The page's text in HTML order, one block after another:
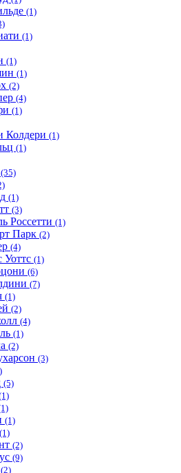
(1)
(1)
(1)
(1)
(2)
(4)
(1)
Колдери (1)
(1)
(35)
(1)
(3)
Россетти (1)
Парк (2)
(4)
Уоттс (1)
(6)
(7)
(1)
(2)
(4)
(1)
(2)
(3)
(5)
(1)
(1)
(2)
(9)
(2)